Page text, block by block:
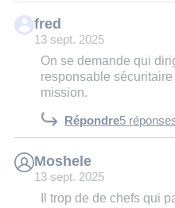
fred
13 sept. 2025
On se demande qui
responsable
mission.
Répondre5
Moshele
13 sept. 2025
Il trop de de chefs qui